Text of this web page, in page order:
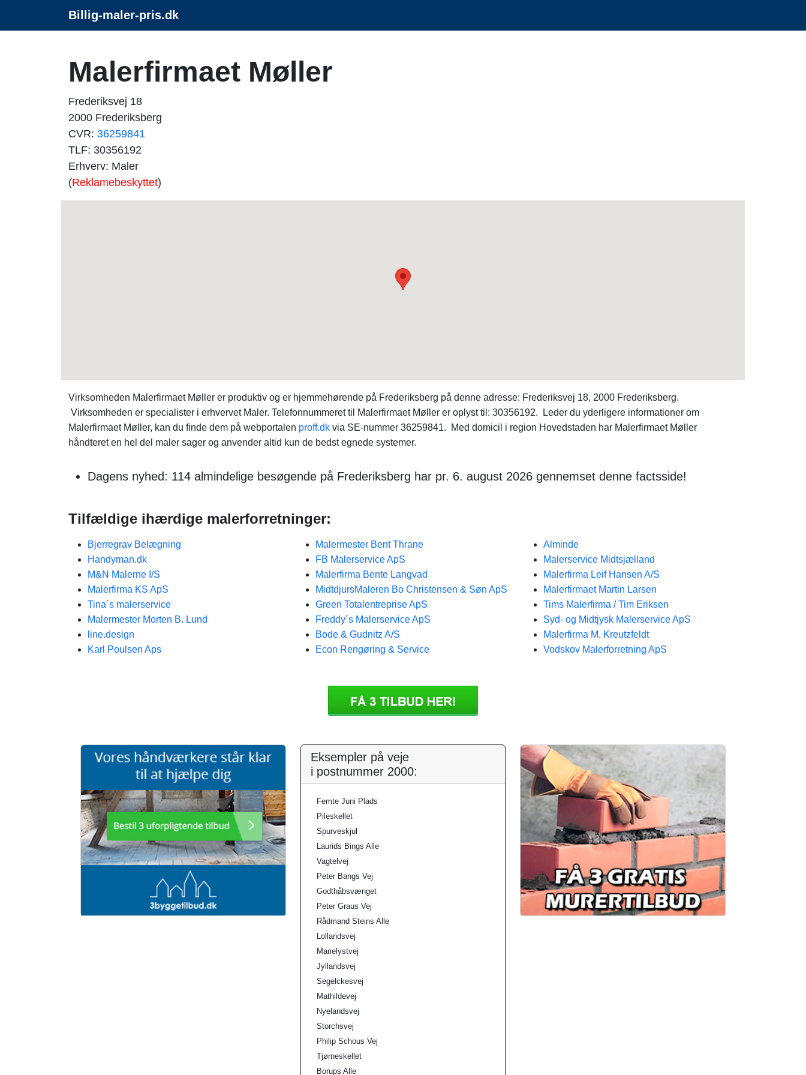
Billig-maler-pris.dk
Malerfirmaet Møller
Frederiksvej 18
2000 Frederiksberg
CVR: 36259841
TLF: 30356192
Erhverv: Maler
(Reklamebeskyttet)
Virksomheden Malerfirmaet Møller er produktiv og er hjemmehørende på Frederiksberg på denne adresse: Frederiksvej 18, 2000 Frederiksberg.
Virksomheden er specialister i erhvervet Maler. Telefonnummeret til Malerfirmaet Møller er oplyst til: 30356192. Leder du yderligere informationer om
Malerfirmaet Møller, kan du finde dem på webportalen proff.dk via SE-nummer 36259841. Med domicil i region Hovedstaden har Malerfirmaet Møller
håndteret en hel del maler sager og anvender altid kun de bedst egnede systemer.
Dagens nyhed: 114 almindelige besøgende på Frederiksberg har pr. 6. august 2026 gennemset denne factsside!
Tilfældige ihærdige malerforretninger:
Bjerregrav Belægning
Handyman.dk
M&N Malerne I/S
Malerfirma KS ApS
Tina´s malerservice
Malermester Morten B. Lund
line.design
Karl Poulsen Aps
Malermester Bent Thrane
FB Malerservice ApS
Malerfirma Bente Langvad
MidtdjursMaleren Bo Christensen & Søn ApS
Green Totalentreprise ApS
Freddy´s Malerservice ApS
Bode & Gudnitz A/S
Econ Rengøring & Service
Alminde
Malerservice Midtsjælland
Malerfirma Leif Hansen A/S
Malerfirmaet Martin Larsen
Tims Malerfirma / Tim Eriksen
Syd- og Midtjysk Malerservice ApS
Malerfirma M. Kreutzfeldt
Vodskov Malerforretning ApS
Eksempler på veje
i postnummer 2000:
Femte Juni Plads
Pileskellet
Spurveskjul
Laurids Bings Alle
Vagtelvej
Peter Bangs Vej
Godthåbsvænget
Peter Graus Vej
Rådmand Steins Alle
Lollandsvej
Marielystvej
Jyllandsvej
Segelckesvej
Mathildevej
Nyelandsvej
Storchsvej
Philip Schous Vej
Tjørneskellet
Borups Alle